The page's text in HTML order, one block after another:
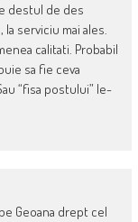
destul de des
serviciu mai ales.
calitati. Probabil
sa fie ceva
“fisa postului” le-
Geoana drept cel